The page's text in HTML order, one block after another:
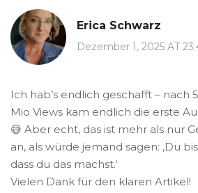
Erica Schwarz
Dezember 1, 2025 AT
Ich hab’s endlich geschafft – nach
Mio Views kam endlich die erste
😅 Aber echt, das ist mehr als nur
an, als würde jemand sagen: ‚Du
dass du das machst.‘
Vielen Dank für den klaren Artikel!